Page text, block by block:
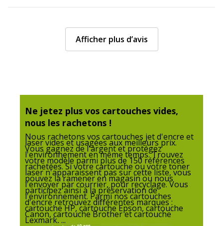
Afficher plus d’avis
Ne jetez plus vos cartouches vides,
nous les rachetons !
Nous rachetons vos cartouches jet d'encre et
laser vides et usagées aux meilleurs prix.
Vous gagnez de l'argent et protégez
l'environnement en même temps. Trouvez
votre modèle parmi plus de 150 références
rachetées. Si votre cartouche ou votre toner
laser n'apparaissent pas sur cette liste, vous
pouvez la ramener en magasin ou nous
l'envoyer par courrier, pour recyclage. Vous
participez ainsi à la préservation de
l'environnement. Parmi nos cartouches
d'encre retrouvez différentes marques :
cartouche HP, cartouche Epson, cartouche
Canon, cartouche Brother et cartouche
Lexmark, ...